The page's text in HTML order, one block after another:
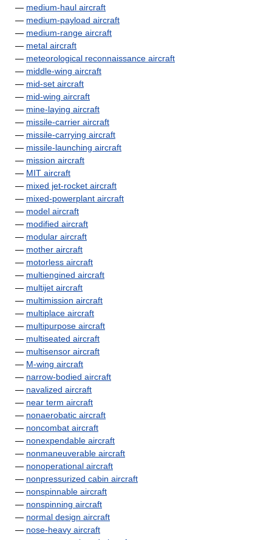
— medium-haul aircraft
— medium-payload aircraft
— medium-range aircraft
— metal aircraft
— meteorological reconnaissance aircraft
— middle-wing aircraft
— mid-set aircraft
— mid-wing aircraft
— mine-laying aircraft
— missile-carrier aircraft
— missile-carrying aircraft
— missile-launching aircraft
— mission aircraft
— MIT aircraft
— mixed jet-rocket aircraft
— mixed-powerplant aircraft
— model aircraft
— modified aircraft
— modular aircraft
— mother aircraft
— motorless aircraft
— multiengined aircraft
— multijet aircraft
— multimission aircraft
— multiplace aircraft
— multipurpose aircraft
— multiseated aircraft
— multisensor aircraft
— M-wing aircraft
— narrow-bodied aircraft
— navalized aircraft
— near term aircraft
— nonaerobatic aircraft
— noncombat aircraft
— nonexpendable aircraft
— nonmaneuverable aircraft
— nonoperational aircraft
— nonpressurized cabin aircraft
— nonspinnable aircraft
— nonspinning aircraft
— normal design aircraft
— nose-heavy aircraft